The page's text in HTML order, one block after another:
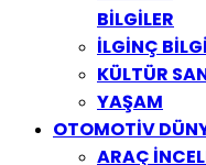
BİLGİLER
İLGİNÇ
KÜLTÜR
YAŞAM
OTOMOTİV
ARAÇ